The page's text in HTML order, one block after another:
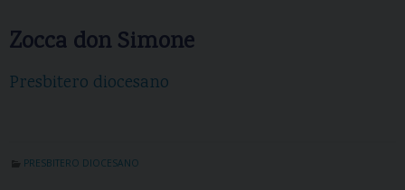
Zocca don Simone
Presbitero diocesano
PRESBITERO DIOCESANO